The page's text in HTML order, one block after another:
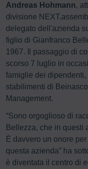
Andreas Hohmann,
divisione
delegato dell'azienda
figlio di Gianfranco
1967. Il passaggio di
scorso 7 luglio in
famiglie dei
stabilimenti di
Management.
“Sono orgoglioso di
Bellezza, che in questi
È davvero un onore
questa azienda” ha
è diventata il centro di